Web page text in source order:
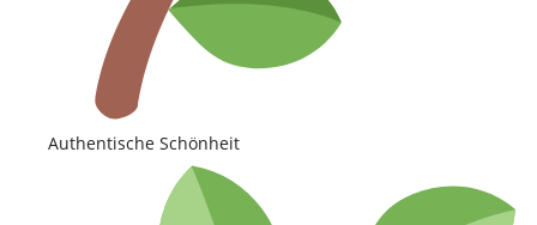
Authentische Schönheit